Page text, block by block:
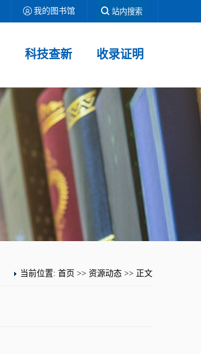
站内搜索
我的图书馆
科技查新 收录证明
当前位置: 首页 >> 资源动态 >> 正文